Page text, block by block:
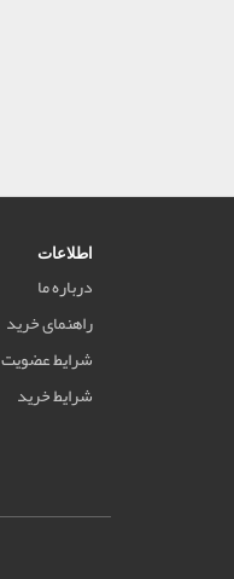
اطلاعات
درباره ما
راهنمای خرید
شرایط عضویت
شرایط خرید